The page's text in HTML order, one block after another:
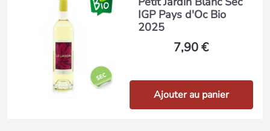
IGP Pays d'Oc Bio
2025
7,90 €
Ajouter au panier